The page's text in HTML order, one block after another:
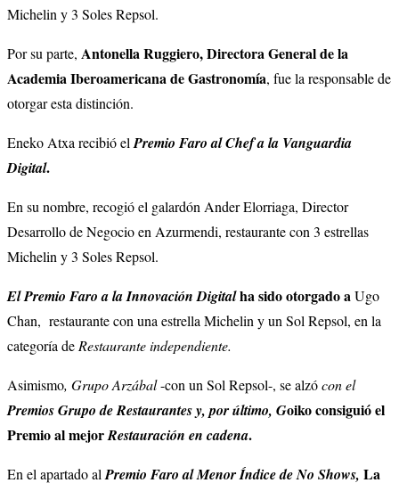
Michelin y 3 Soles Repsol.
Por su parte, Antonella Ruggiero, Directora General de la
Academia Iberoamericana de Gastronomía, fue la responsable de
otorgar esta distinción.
Eneko Atxa recibió el Premio Faro al Chef a la Vanguardia
Digital.
En su nombre, recogió el galardón Ander Elorriaga, Director
Desarrollo de Negocio en Azurmendi, restaurante con 3 estrellas
Michelin y 3 Soles Repsol.
El Premio Faro a la Innovación Digitalha sido otorgado a Ugo
Chan, restaurante con una estrella Michelin y un Sol Repsol, en la
categoría de Restaurante independiente.
Asimismo, Grupo Arzábal-con un Sol Repsol-, se alzócon el
Premios Grupo de Restaurantes y, por último, Goiko consiguió el
Premio al mejorRestauración en cadena.
En el apartado al Premio Faro al Menor Índice de No Shows, La